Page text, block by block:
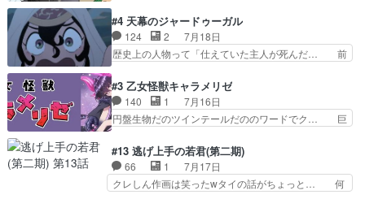
守る姿や祖母の語る玲夜の眼… 常に言ってるけ
ど、ラブコメの主役にも魅力… 家族にずっと理不
尽に虐げられ、我慢を強い…
ジとの思い出を振り返るユルの表情が本… それぞ
れの思惑が複雑に絡み合い、物語がさ… ユルは一
人になりたいのに、犬がそっと寄り… ダンジが
「俺は側にいる」と言ってくれた幼… 偽りだけで
存在だったからこそ真実が重く… これまで積み重
ねてきた信頼があるからこそ… 一瞬スタッフのユ
ーモア全開爆笑シーンが普…
#4 天幕のジャードゥーガル
124 2
7月18日
歴史上の人物って「仕えていた主人が死んだ… 前
した側にも人としての温かい暮らしがあ… ソルコ
クタニは本を奪うために起こった悲劇… 原論はあ
なた達には当たり前でも私達には始… 周りの同胞
がモンゴルの暮らしに慣れていく… 「肉の味を
になんか既視感を覚えるけどな… ソルコクタニが
憎むべき人であり、かつての… ラストの展開でぞ
くっとした。そういう方向…
#3 乙女怪獣キャラメリゼ
140 1
7月16日
円盤生物だのツインテールだののワードでク… 巨
クロたんのちょっとしたサービスカット… 面白い
設定の作品だね。夢の国デート回は怪… 結構評判
になってたので見てみたけど、評判… 今時初デー
トでそのチョイスは一発アウトだ… 結構、少女マ
#13 逃げ上手の若君(第二期)
66 1
7月17日
クレしん作画は笑ったwタイの話がちょっと… 何